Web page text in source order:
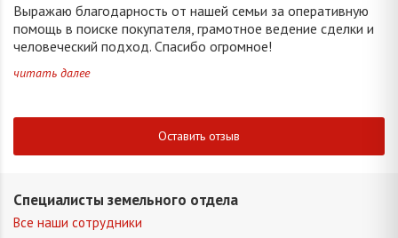
Выражаю благодарность от нашей семьи за оперативную
помощь в поиске покупателя, грамотное ведение сделки и
человеческий подход. Спасибо огромное!
читать далее
Оставить отзыв
Специалисты земельного отдела
Все наши сотрудники